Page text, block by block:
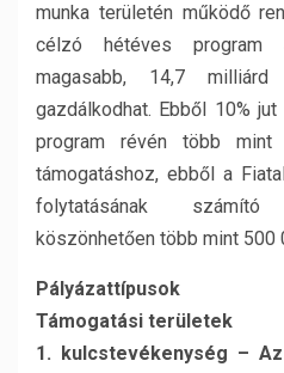
munka területén működő
célzó hétéves program
magasabb, 14,7
gazdálkodhat. Ebből 10%
program révén több
támogatáshoz, ebből a
folytatásának
köszönhetően több mint 500
Pályázattípusok
Támogatási területek
1. kulcstevékenység –